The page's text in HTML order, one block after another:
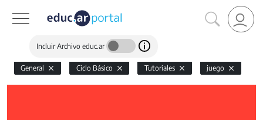
Incluir Archivo educ.ar
General Ciclo Básico Tutoriales juego